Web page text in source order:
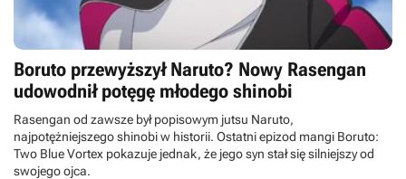
Boruto przewyższył Naruto? Nowy Rasengan
udowodnił potęgę młodego shinobi
Rasengan od zawsze był popisowym jutsu Naruto,
najpotężniejszego shinobi w historii. Ostatni epizod mangi Boruto:
Two Blue Vortex pokazuje jednak, że jego syn stał się silniejszy od
swojego ojca.